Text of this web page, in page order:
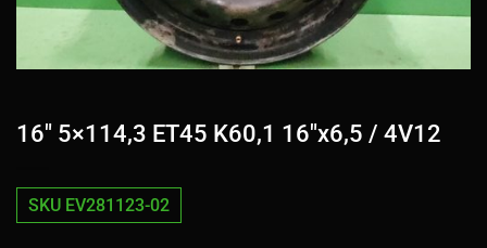
16″ 5×114,3 ET45 K60,1 16″x6,5 / 4V12
SKU EV281123-02